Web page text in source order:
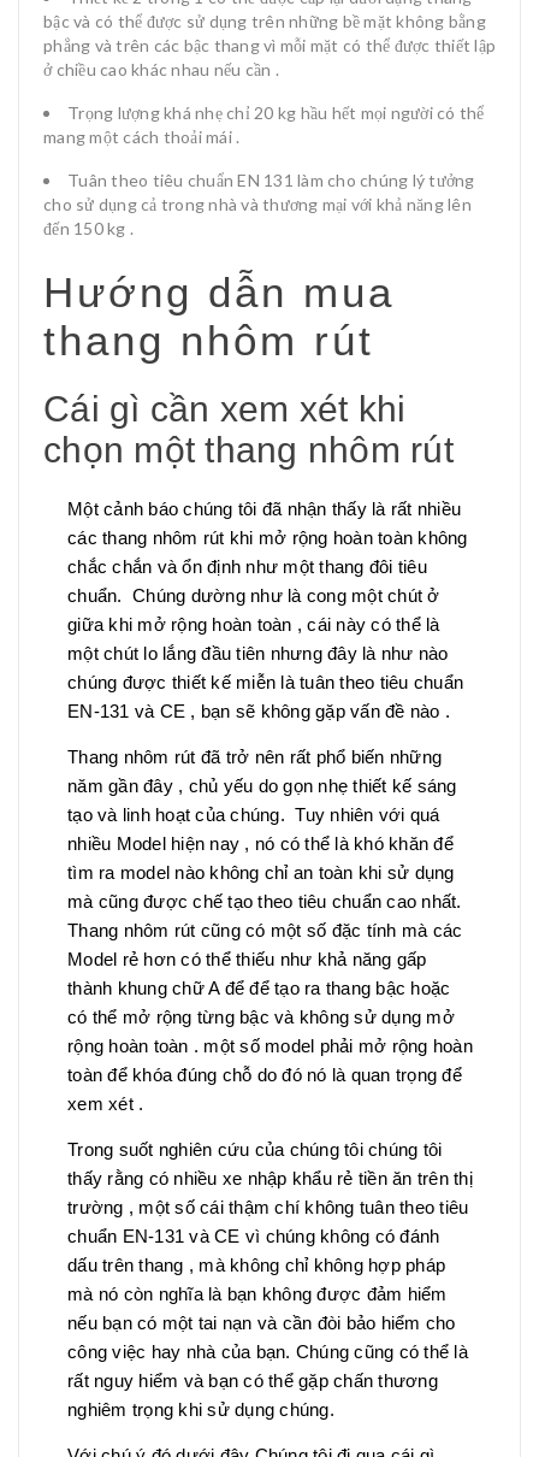
bậc và có thể được sử dụng trên những bề mặt không bằng
phẳng và trên các bậc thang vì mỗi mặt có thể được thiết lập
ở chiều cao khác nhau nếu cần .
Trọng lượng khá nhẹ chỉ 20 kg hầu hết mọi người có thể
mang một cách thoải mái .
Tuân theo tiêu chuẩn EN 131 làm cho chúng lý tưởng
cho sử dụng cả trong nhà và thương mại với khả năng lên
đến 150 kg .
Hướng dẫn mua
thang nhôm rút
Cái gì cần xem xét khi
chọn một thang nhôm rút
Một cảnh báo chúng tôi đã nhận thấy là rất nhiều
các thang nhôm rút khi mở rộng hoàn toàn không
chắc chắn và ổn định như một thang đôi tiêu
chuẩn. Chúng dường như là cong một chút ở
giữa khi mở rộng hoàn toàn , cái này có thể là
một chút lo lắng đầu tiên nhưng đây là như nào
chúng được thiết kế miễn là tuân theo tiêu chuẩn
EN-131 và CE , bạn sẽ không gặp vấn đề nào .
Thang nhôm rút đã trở nên rất phổ biến những
năm gần đây , chủ yếu do gọn nhẹ thiết kế sáng
tạo và linh hoạt của chúng. Tuy nhiên với quá
nhiều Model hiện nay , nó có thể là khó khăn để
tìm ra model nào không chỉ an toàn khi sử dụng
mà cũng được chế tạo theo tiêu chuẩn cao nhất.
Thang nhôm rút cũng có một số đặc tính mà các
Model rẻ hơn có thể thiếu như khả năng gấp
thành khung chữ A để để tạo ra thang bậc hoặc
có thể mở rộng từng bậc và không sử dụng mở
rộng hoàn toàn . một số model phải mở rộng hoàn
toàn để khóa đúng chỗ do đó nó là quan trọng để
xem xét .
Trong suốt nghiên cứu của chúng tôi chúng tôi
thấy rằng có nhiều xe nhập khẩu rẻ tiền ăn trên thị
trường , một số cái thậm chí không tuân theo tiêu
chuẩn EN-131 và CE vì chúng không có đánh
dấu trên thang , mà không chỉ không hợp pháp
mà nó còn nghĩa là bạn không được đảm hiểm
nếu bạn có một tai nạn và cần đòi bảo hiểm cho
công việc hay nhà của bạn. Chúng cũng có thể là
rất nguy hiểm và bạn có thể gặp chấn thương
nghiêm trọng khi sử dụng chúng.